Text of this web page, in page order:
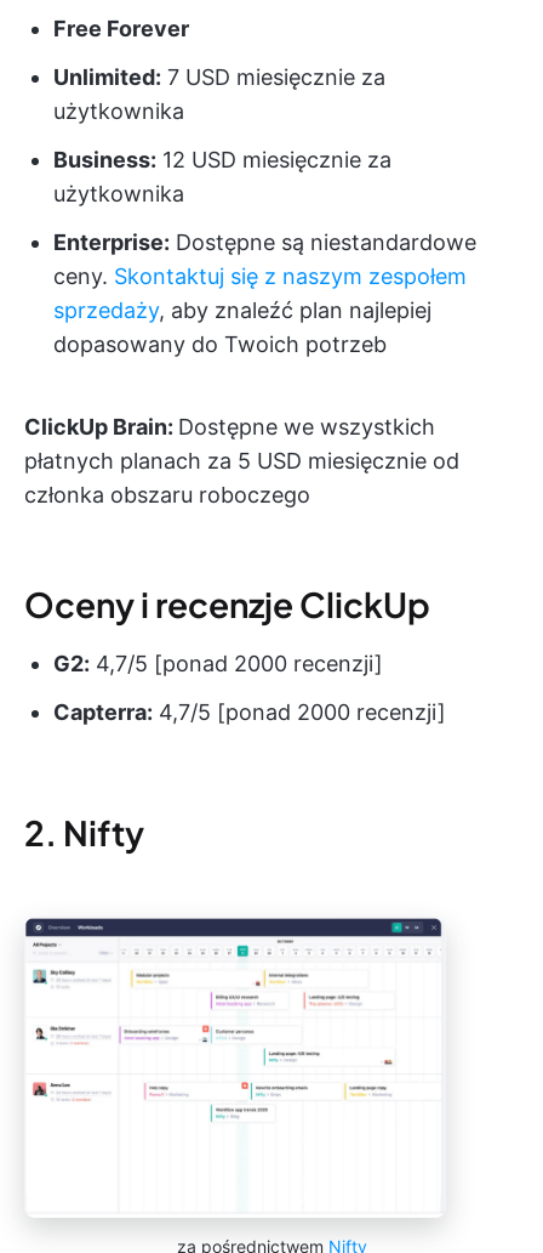
Free Forever
Unlimited: 7 USD miesięcznie za
użytkownika
Business: 12 USD miesięcznie za
użytkownika
Enterprise: Dostępne są niestandardowe
ceny. Skontaktuj się z naszym zespołem
sprzedaży, aby znaleźć plan najlepiej
dopasowany do Twoich potrzeb
ClickUp Brain: Dostępne we wszystkich
płatnych planach za 5 USD miesięcznie od
członka obszaru roboczego
Oceny i recenzje ClickUp
G2: 4,7/5 [ponad 2000 recenzji]
Capterra: 4,7/5 [ponad 2000 recenzji]
2. Nifty
za pośrednictwem Nifty